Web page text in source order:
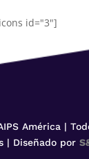
id="3"]
América |
| Diseñado por